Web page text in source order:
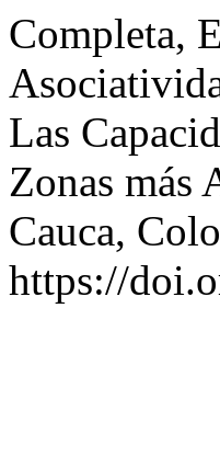
Completa,
Las
Zonas más
Cauca,
https://